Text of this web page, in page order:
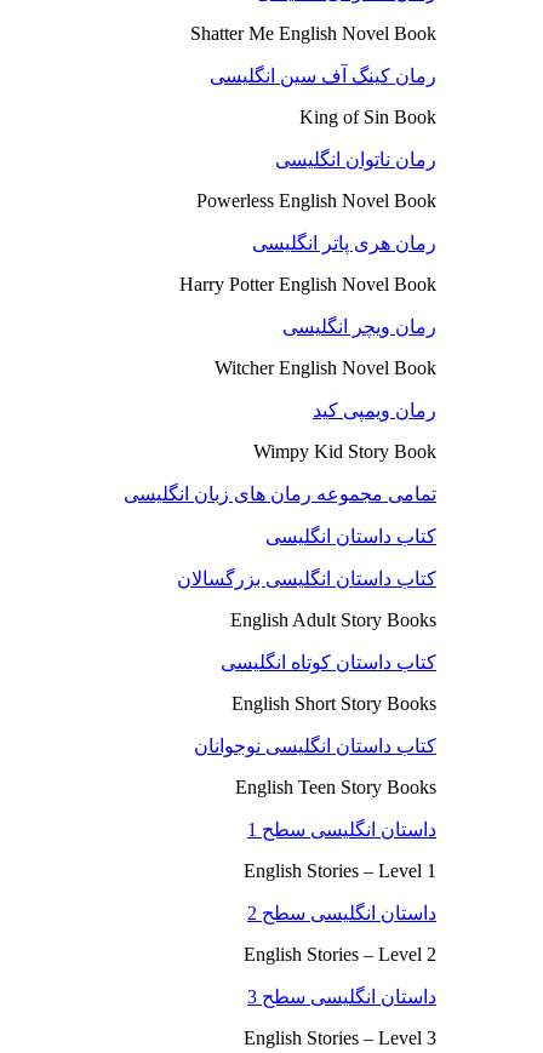
Shatter Me English Novel Book
رمان کینگ آف سین انگلیسی
King of Sin Book
رمان ناتوان انگلیسی
Powerless English Novel Book
رمان هری پاتر انگلیسی
Harry Potter English Novel Book
رمان ویچر انگلیسی
Witcher English Novel Book
رمان ویمپی کید
Wimpy Kid Story Book
تمامی مجموعه رمان های زبان انگلیسی
کتاب داستان انگلیسی
کتاب داستان انگلیسی بزرگسالان
English Adult Story Books
کتاب داستان کوتاه انگلیسی
English Short Story Books
کتاب داستان انگلیسی نوجوانان
English Teen Story Books
داستان انگلیسی سطح 1
English Stories – Level 1
داستان انگلیسی سطح 2
English Stories – Level 2
داستان انگلیسی سطح 3
English Stories – Level 3